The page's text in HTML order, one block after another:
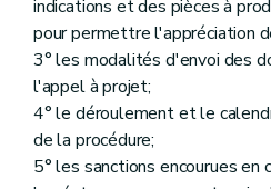
indications et des pièces à
pour permettre l'appréciation
3° les modalités d'envoi des
l'appel à projet;
4° le déroulement et le
de la procédure;
5° les sanctions encourues en